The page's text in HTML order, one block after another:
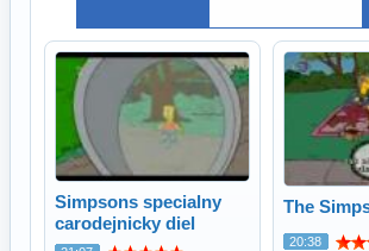
Simpsons specialny
carodejnicky diel
The
20:38